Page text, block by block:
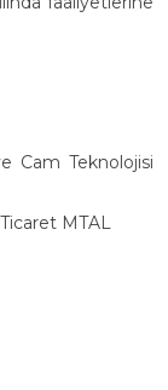
Teknolojisi
MTAL